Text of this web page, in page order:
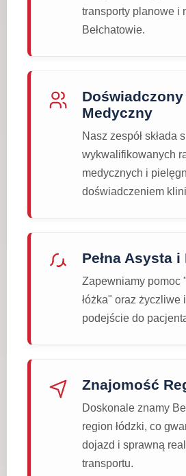
transporty planowe i
Bełchatowie.
Medyczny
Nasz zespół składa
wykwalifikowanych
medycznych i
doświadczeniem
Pełna Asysta
Zapewniamy pomoc
łóżka" oraz życzliwe
podejście do
Znajomość
Doskonale znamy
region łódzki, co
dojazd i sprawną
transportu.